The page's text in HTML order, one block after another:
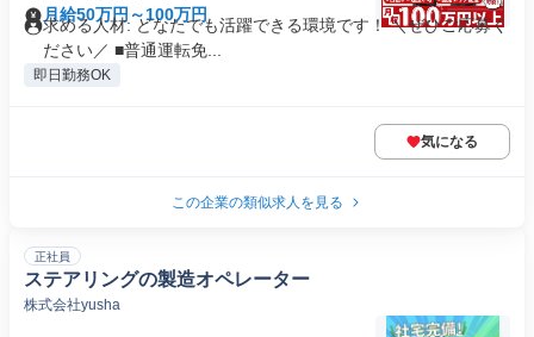
月給50万円～100万円
求める人材: どなたでも活躍できる環境です！ ＼ぜひご応募く
ださい／ ■普通運転免...
即日勤務OK
気になる
この企業の類似求人を見る
正社員
ステアリングの製造オペレーター
株式会社yusha